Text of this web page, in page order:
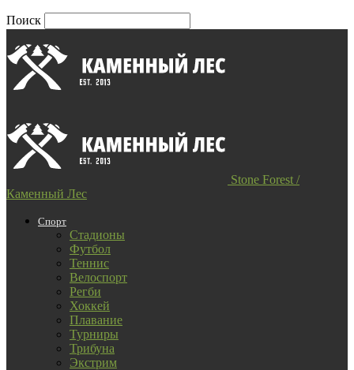
Поиск
Stone Forest /
Каменный Лес
Спорт
Стадионы
Футбол
Теннис
Велоспорт
Регби
Хоккей
Плавание
Турниры
Трибуна
Экстрим